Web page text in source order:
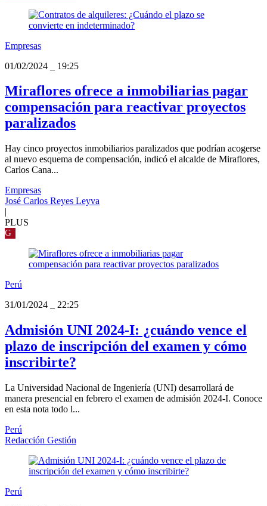
Empresas
01/02/2024
19:25
Miraflores ofrece a inmobiliarias pagar
compensación para reactivar proyectos
paralizados
Hay cinco proyectos inmobiliarios paralizados que podrían acogerse
al nuevo esquema de compensación, indicó el alcalde de Miraflores,
Carlos Cana...
Empresas
José Carlos Reyes Leyva
|
PLUS
G
Perú
31/01/2024
22:25
Admisión UNI 2024-I: ¿cuándo vence el
plazo de inscripción del examen y cómo
inscribirte?
La Universidad Nacional de Ingeniería (UNI) desarrollará de
manera presencial en febrero el examen de admisión 2024-I. Conoce
en esta nota todo l...
Perú
Redacción Gestión
Perú